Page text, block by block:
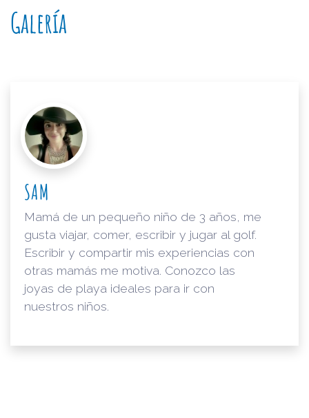
Galería
SAM
Mamá de un pequeño niño de 3 años, me
gusta viajar, comer, escribir y jugar al golf.
Escribir y compartir mis experiencias con
otras mamás me motiva. Conozco las
joyas de playa ideales para ir con
nuestros niños.